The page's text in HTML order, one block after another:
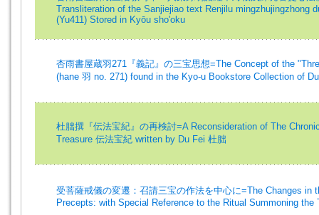
Transliteration of the Sanjiejiao text Renjilu mingzhujingzhong
(Yu411) Stored in Kyōu sho'oku
杏雨書屋蔵羽271『義記』の三宝思想=The Concept of the
(hane 羽 no. 271) found in the Kyo-u Bookstore Collection of
杜朏撰『伝法宝紀』の再検討=A Reconsideration of The
Treasure 伝法宝紀 written by Du Fei 杜朏
受菩薩戒儀の変遷：召請三宝の作法を中心に=The Changes in
Precepts: with Special Reference to the Ritual Summoning the